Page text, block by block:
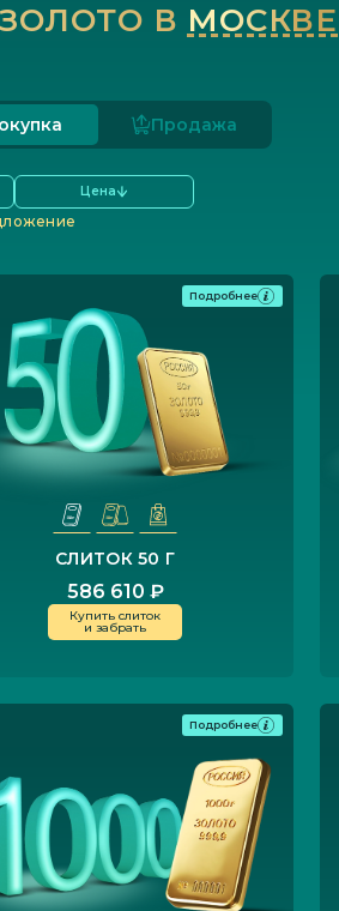
В МОСКВЕ
Продажа
Цена
Подробнее
СЛИТОК 50 Г
586 610 ₽
Купить слиток
и забрать
Подробнее